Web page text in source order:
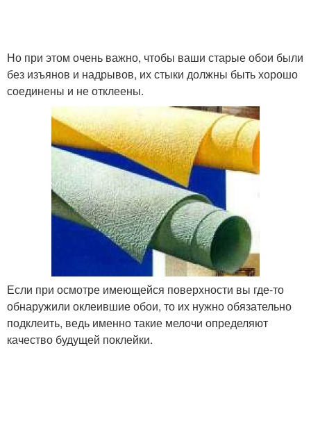
Но при этом очень важно, чтобы ваши старые обои были
без изъянов и надрывов, их стыки должны быть хорошо
соединены и не отклеены.
Если при осмотре имеющейся поверхности вы где-то
обнаружили оклеившие обои, то их нужно обязательно
подклеить, ведь именно такие мелочи определяют
качество будущей поклейки.